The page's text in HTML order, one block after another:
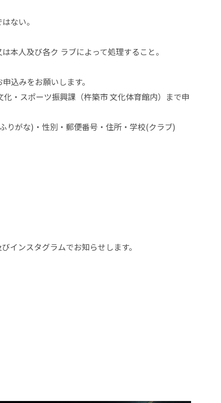
ない。
本人及び各ク ラブによって処理すること。
込みをお願いします。
・スポーツ振興課（杵築市 文化体育館内）まで申
がな)・性別・郵便番号・住所・学校(クラブ)
インスタグラムでお知らせします。